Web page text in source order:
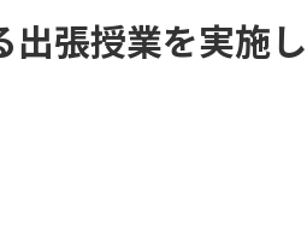
張授業を実施